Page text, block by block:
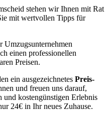
stehen wir Ihnen mit Rat
mit wertvollen Tipps für
Umzugsunternehmen
einen professionellen
Preisen.
ein ausgezeichnetes Preis-
und freuen uns darauf,
und kostengünstigen Erlebnis
24€ in Ihr neues Zuhause.